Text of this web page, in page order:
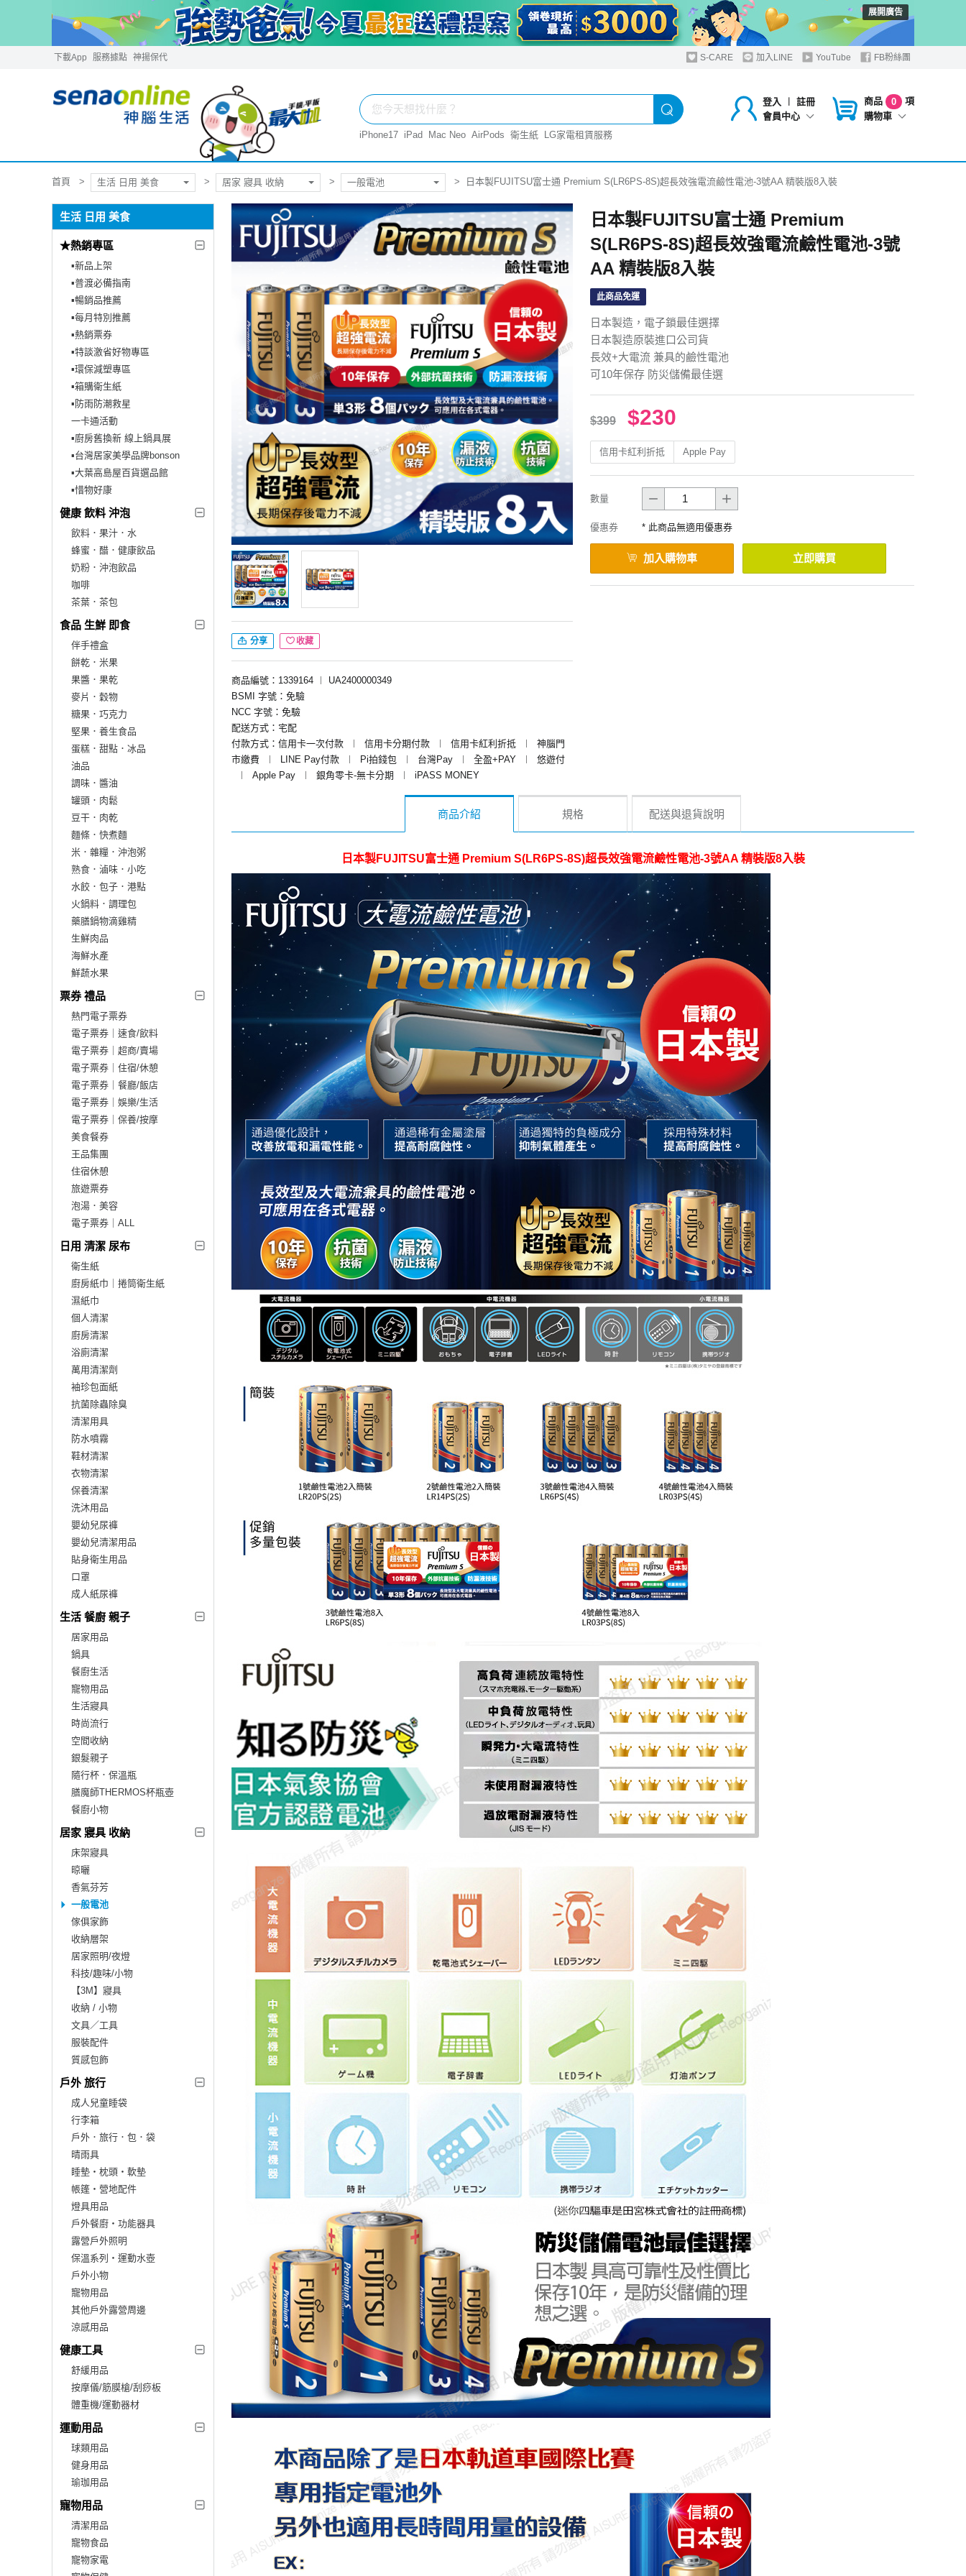
展開廣告
下載App 服務據點 神揚保代 S-CARE 加入LINE YouTube FB粉絲團
登入 ︱
註冊
會員中心
商品 0
項
購物車
iPhone17 iPad Mac Neo AirPods 衛生紙 LG家電租賃服務
首頁 生活 日用 美食 居家 寢具 收納 一般電池 日本製FUJITSU富士通 Premium S(LR6PS-8S)超長效強電流鹼性電池-3號AA 精裝版8入裝
生活 日用 美食
★熱銷專區
▪︎新品上架
▪︎普渡必備指南
▪︎暢銷品推薦
▪︎每月特別推薦
▪︎熱銷票券
▪︎特談激省好物專區
▪︎環保減塑專區
▪︎箱購衛生紙
▪︎防雨防潮救星
一卡通活動
▪︎廚房舊換新 線上鍋具展
▪︎台灣居家美學品牌bonson
▪︎大葉高島屋百貨選品館
▪︎惜物好康
健康 飲料 沖泡
飲料．果汁．水
蜂蜜．醋．健康飲品
奶粉．沖泡飲品
咖啡
茶葉．茶包
食品 生鮮 即食
伴手禮盒
餅乾．米果
果醬．果乾
麥片．穀物
糖果．巧克力
堅果．養生食品
蛋糕．甜點．冰品
油品
調味．醬油
罐頭．肉鬆
豆干．肉乾
麵條．快煮麵
米．雜糧．沖泡粥
熟食．滷味．小吃
水餃．包子．港點
火鍋料．調理包
藥膳鍋物滴雞精
生鮮肉品
海鮮水產
鮮蔬水果
票券 禮品
熱門電子票券
電子票券｜速食/飲料
電子票券｜超商/賣場
電子票券｜住宿/休憩
電子票券｜餐廳/飯店
電子票券｜娛樂/生活
電子票券｜保養/按摩
美食餐券
王品集團
住宿休憩
旅遊票券
泡湯．美容
電子票券｜ALL
日用 清潔 尿布
衛生紙
廚房紙巾｜捲筒衛生紙
濕紙巾
個人清潔
廚房清潔
浴廁清潔
萬用清潔劑
袖珍包面紙
抗菌除蟲除臭
清潔用具
防水噴霧
鞋材清潔
衣物清潔
保養清潔
洗沐用品
嬰幼兒尿褲
嬰幼兒清潔用品
貼身衛生用品
口罩
成人紙尿褲
生活 餐廚 親子
居家用品
鍋具
餐廚生活
寵物用品
生活寢具
時尚流行
空間收納
銀髮親子
隨行杯．保溫瓶
膳魔師THERMOS杯瓶壺
餐廚小物
居家 寢具 收納
床架寢具
晾曬
香氣芬芳
一般電池
傢俱家飾
收納層架
居家照明/夜燈
科技/趣味/小物
【3M】寢具
收納 / 小物
文具／工具
服裝配件
質感包飾
戶外 旅行
成人兒童睡袋
行李箱
戶外．旅行．包．袋
晴雨具
睡墊‧枕頭‧軟墊
帳篷‧營地配件
燈具用品
戶外餐廚‧功能器具
露營戶外照明
保溫系列‧運動水壺
戶外小物
寵物用品
其他戶外露營周邊
涼感用品
健康工具
舒緩用品
按摩儀/筋膜槍/刮痧板
體重機/運動器材
運動用品
球類用品
健身用品
瑜珈用品
寵物用品
清潔用品
寵物食品
寵物家電
分享 收藏
商品編號：1339164 ︱
UA2400000349
BSMI 字號：免驗
NCC 字號：免驗
配送方式：宅配
付款方式：信用卡一次付款
︱ 信用卡分期付款 ︱ 信用卡紅利折抵 ︱
神腦門
市繳費
︱ LINE Pay付款 ︱ Pi拍錢包 ︱ 台灣Pay ︱ 全盈+PAY ︱
悠遊付
︱
Apple Pay ︱ 銀角零卡-無卡分期 ︱ iPASS MONEY
日本製FUJITSU富士通 Premium
S(LR6PS-8S)超長效強電流鹼性電池-3號
AA 精裝版8入裝
此商品免運
日本製造，電子鎖最佳選擇
日本製造原裝進口公司貨
長效+大電流 兼具的鹼性電池
可10年保存 防災儲備最佳選
$399 $230
信用卡紅利折抵 Apple Pay
數量
優惠券 * 此商品無適用優惠券
加入購物車 立即購買
商品介紹 規格 配送與退貨說明
日本製FUJITSU富士通 Premium S(LR6PS-8S)超長效強電流鹼性電池-3號AA 精裝版8入裝